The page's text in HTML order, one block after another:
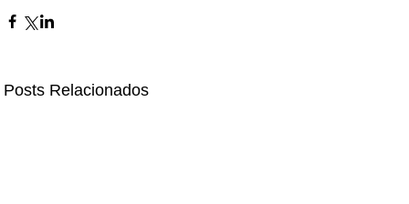
Posts Relacionados